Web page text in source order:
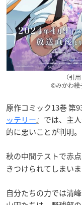
（引
©みかわ絵
原作コミック13巻 第
ッテリー』では、主
的に悪いことが判明。
秋の中間テストで赤
きつけられてしまいま
自分たちの力では清